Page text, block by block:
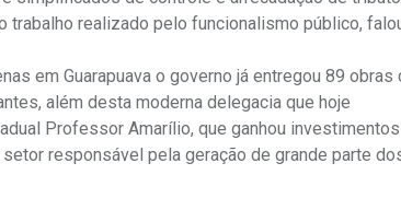
realizado pelo funcionalismo público,
em Guarapuava o governo já entregou 89 obras
além desta moderna delegacia que hoje
Professor Amarílio, que ganhou
responsável pela geração de grande parte